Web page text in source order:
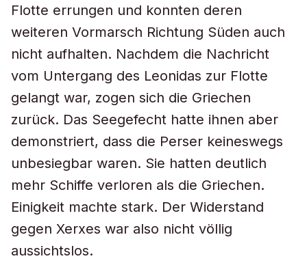
Flotte errungen und konnten deren
weiteren Vormarsch Richtung Süden auch
nicht aufhalten. Nachdem die Nachricht
vom Untergang des Leonidas zur Flotte
gelangt war, zogen sich die Griechen
zurück. Das Seegefecht hatte ihnen aber
demonstriert, dass die Perser keineswegs
unbesiegbar waren. Sie hatten deutlich
mehr Schiffe verloren als die Griechen.
Einigkeit machte stark. Der Widerstand
gegen Xerxes war also nicht völlig
aussichtslos.